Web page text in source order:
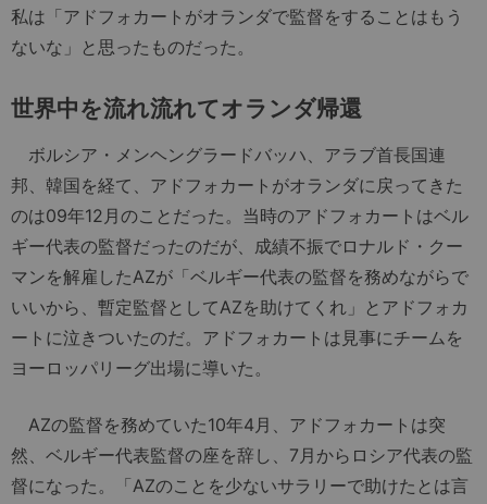
私は「アドフォカートがオランダで監督をすることはもう
ないな」と思ったものだった。
世界中を流れ流れてオランダ帰還
ボルシア・メンヘングラードバッハ、アラブ首長国連
邦、韓国を経て、アドフォカートがオランダに戻ってきた
のは09年12月のことだった。当時のアドフォカートはベル
ギー代表の監督だったのだが、成績不振でロナルド・クー
マンを解雇したAZが「ベルギー代表の監督を務めながらで
いいから、暫定監督としてAZを助けてくれ」とアドフォカ
ートに泣きついたのだ。アドフォカートは見事にチームを
ヨーロッパリーグ出場に導いた。
AZの監督を務めていた10年4月、アドフォカートは突
然、ベルギー代表監督の座を辞し、7月からロシア代表の監
督になった。「AZのことを少ないサラリーで助けたとは言